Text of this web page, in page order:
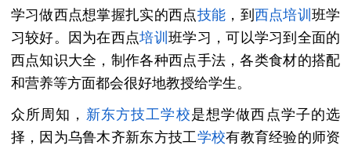
学习做西点想掌握扎实的西点技能 ，到 西点培训班学
习较好。因为在西点培训班学习，可以学习到全面的
西点知识大全，制作各种西点手法，各类食材的搭配
和营养等方面都会很好地教授给学生。
众所周知， 新东方技工学校是想学做西点学子的选
择，因为乌鲁木齐新东方技工学校有教育经验的师资